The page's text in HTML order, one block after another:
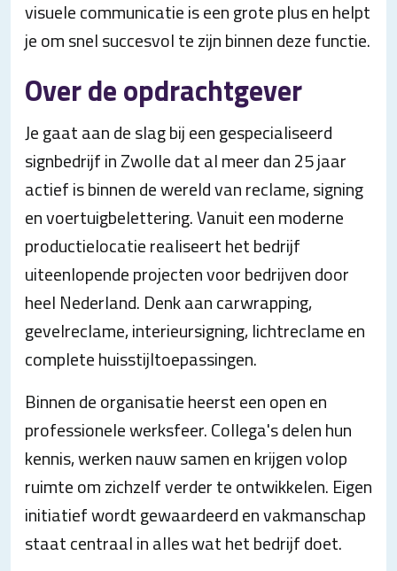
visuele communicatie is een grote plus en helpt
je om snel succesvol te zijn binnen deze functie.
Over de opdrachtgever
Je gaat aan de slag bij een gespecialiseerd
signbedrijf in Zwolle dat al meer dan 25 jaar
actief is binnen de wereld van reclame, signing
en voertuigbelettering. Vanuit een moderne
productielocatie realiseert het bedrijf
uiteenlopende projecten voor bedrijven door
heel Nederland. Denk aan carwrapping,
gevelreclame, interieursigning, lichtreclame en
complete huisstijltoepassingen.
Binnen de organisatie heerst een open en
professionele werksfeer. Collega's delen hun
kennis, werken nauw samen en krijgen volop
ruimte om zichzelf verder te ontwikkelen. Eigen
initiatief wordt gewaardeerd en vakmanschap
staat centraal in alles wat het bedrijf doet.